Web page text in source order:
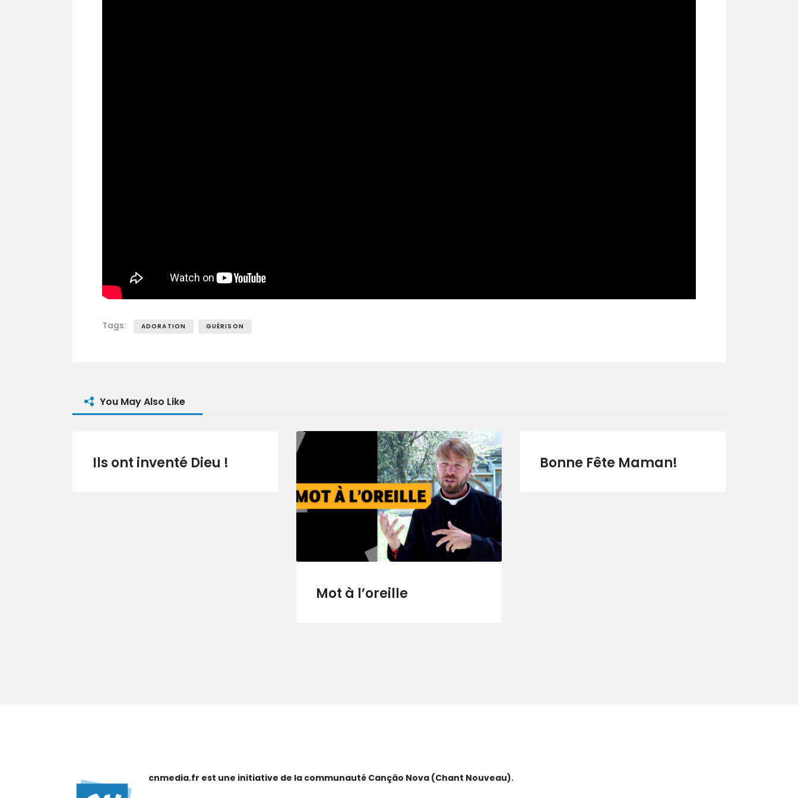
Tags: ADORATION GUÉRISON
You May Also Like
Ils ont inventé Dieu !
Mot à l’oreille
Bonne Fête Maman!
cnmedia.fr est une initiative de la communauté Canção Nova (Chant Nouveau).